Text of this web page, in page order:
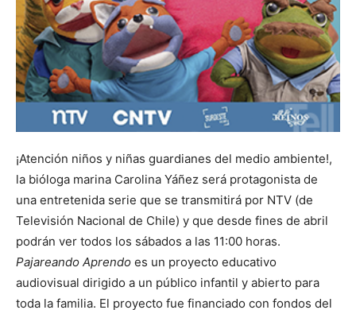
¡Atención niños y niñas guardianes del medio ambiente!,
la bióloga marina Carolina Yáñez será protagonista de
una entretenida serie que se transmitirá por NTV (de
Televisión Nacional de Chile) y que desde fines de abril
podrán ver todos los sábados a las 11:00 horas.
Pajareando Aprendo es un proyecto educativo
audiovisual dirigido a un público infantil y abierto para
toda la familia. El proyecto fue financiado con fondos del